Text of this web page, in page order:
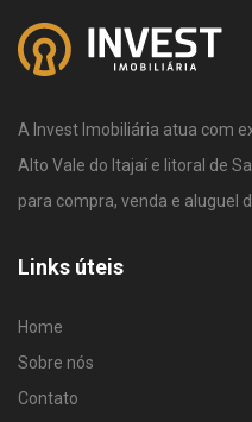
A Invest Imobiliária atua com
Alto Vale do Itajaí e litoral de
para compra, venda e aluguel
Links úteis
Home
Sobre nós
Contato